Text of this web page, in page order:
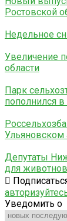
Ростовской
Недельное
Увеличение
области
Парк
пополнился в
Ульяновском
Депутаты
для
Уведомить о